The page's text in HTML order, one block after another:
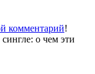
комментарий!
о чем эти